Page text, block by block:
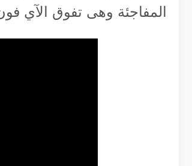
المفاجئة وهى تفوق الآي